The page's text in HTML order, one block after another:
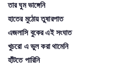
তার ঘুম ভাঙ্গেনি
হাতের মুঠোয় তুষারপাত
এজলাসি বুকের এই সংঘাত
খুচরো এ ভুল করা থামেনি
হাঁটতে পারিনি